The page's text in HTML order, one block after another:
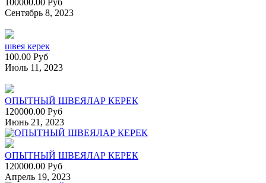
100000.00 Руб
Сентябрь 8, 2023
швея керек
100.00 Руб
Июль 11, 2023
ОПЫТНЫЙ ШВЕЯЛАР КЕРЕК
120000.00 Руб
Июнь 21, 2023
ОПЫТНЫЙ ШВЕЯЛАР КЕРЕК
120000.00 Руб
Апрель 19, 2023